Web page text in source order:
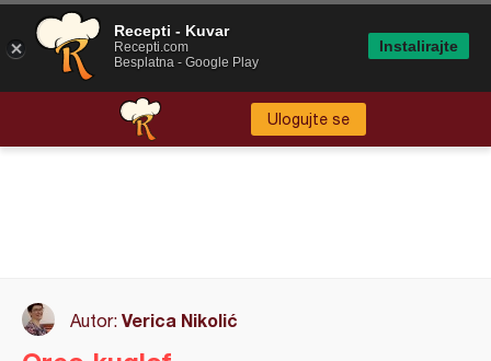
Ulogujte se
Autor: Verica Nikolić
Recepti - Kuvar
Recepti.com
Besplatna - Google Play
Instalirajte